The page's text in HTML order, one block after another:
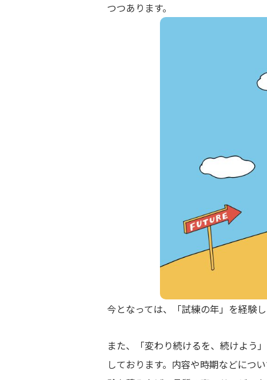
つつあります。
今となっては、「試練の年」を経験
また、「変わり続けるを、続けよう
しております。内容や時期などにつ